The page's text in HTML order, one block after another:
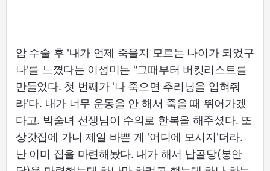
암 수술 후 '내가 언제 죽을지 모르는 나이가 되었구
나'를 느꼈다는 이성미는 "그때부터 버킷리스트를
만들었다. 첫 번째가 '나 죽으면 추리닝을 입혀줘
라'다. 내가 너무 운동을 안 해서 죽을 때 뛰어가겠
다고. 박술녀 선생님이 수의로 한복을 해주셨다. 또
상갓집에 가니 제일 바쁜 게 '어디에 모시지'더라.
난 이미 집을 마련해놨다. 내가 해서 납골당(봉안